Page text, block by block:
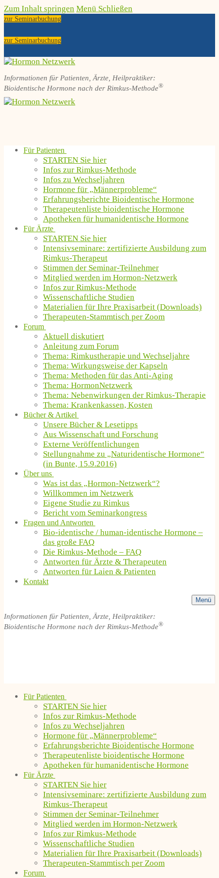
Zum Inhalt springen Menü Schließen
zur Seminarbuchung
zur Seminarbuchung
Informationen für Patienten, Ärzte, Heilpraktiker:
Bioidentische Hormone nach der Rimkus-Methode®
Für Patienten
STARTEN Sie hier
Infos zur Rimkus-Methode
Infos zu Wechseljahren
Hormone für „Männerprobleme“
Erfahrungsberichte Bioidentische Hormone
Therapeutenliste bioidentische Hormone
Apotheken für humanidentische Hormone
Für Ärzte
STARTEN Sie hier
Intensivseminare: zertifizierte Ausbildung zum
Rimkus-Therapeut
Stimmen der Seminar-Teilnehmer
Mitglied werden im Hormon-Netzwerk
Infos zur Rimkus-Methode
Wissenschaftliche Studien
Materialien für Ihre Praxisarbeit (Downloads)
Therapeuten-Stammtisch per Zoom
Forum
Aktuell diskutiert
Anleitung zum Forum
Thema: Rimkustherapie und Wechseljahre
Thema: Wirkungsweise der Kapseln
Thema: Methoden für das Anti-Aging
Thema: HormonNetzwerk
Thema: Nebenwirkungen der Rimkus-Therapie
Thema: Krankenkassen, Kosten
Bücher & Artikel
Unsere Bücher & Lesetipps
Aus Wissenschaft und Forschung
Externe Veröffentlichungen
Stellungnahme zu „Naturidentische Hormone“
(in Bunte, 15.9.2016)
Über uns
Was ist das „Hormon-Netzwerk“?
Willkommen im Netzwerk
Eigene Studie zu Rimkus
Bericht vom Seminarkongress
Fragen und Antworten
Bio-identische / human-identische Hormone –
das große FAQ
Die Rimkus-Methode – FAQ
Antworten für Ärzte & Therapeuten
Antworten für Laien & Patienten
Kontakt
Menü
Informationen für Patienten, Ärzte, Heilpraktiker:
Bioidentische Hormone nach der Rimkus-Methode®
Für Patienten
STARTEN Sie hier
Infos zur Rimkus-Methode
Infos zu Wechseljahren
Hormone für „Männerprobleme“
Erfahrungsberichte Bioidentische Hormone
Therapeutenliste bioidentische Hormone
Apotheken für humanidentische Hormone
Für Ärzte
STARTEN Sie hier
Intensivseminare: zertifizierte Ausbildung zum
Rimkus-Therapeut
Stimmen der Seminar-Teilnehmer
Mitglied werden im Hormon-Netzwerk
Infos zur Rimkus-Methode
Wissenschaftliche Studien
Materialien für Ihre Praxisarbeit (Downloads)
Therapeuten-Stammtisch per Zoom
Forum